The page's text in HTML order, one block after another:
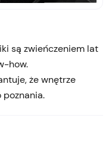
są zwieńczeniem lat
how.
że wnętrze
poznania.